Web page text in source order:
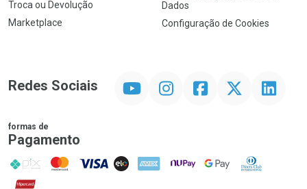
Troca ou Devolução
Marketplace
Dados
Configuração de Cookies
Redes Sociais InstagramFacebookTwitter Linkedin
formas de
Pagamento
PIX MasterCard
VISA ELO AMEX NuPay Google PayDiners Club
Hipercard